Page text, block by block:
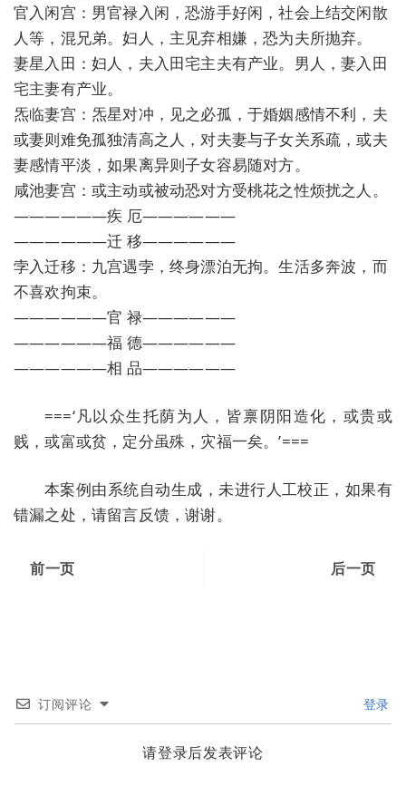
官入闲宫：男官禄入闲，恐游手好闲，社会上结交闲散
人等，混兄弟。妇人，主见弃相嫌，恐为夫所抛弃。
妻星入田：妇人，夫入田宅主夫有产业。男人，妻入田
宅主妻有产业。
炁临妻宫：炁星对冲，见之必孤，于婚姻感情不利，夫
或妻则难免孤独清高之人，对夫妻与子女关系疏，或夫
妻感情平淡，如果离异则子女容易随对方。
咸池妻宫：或主动或被动恐对方受桃花之性烦扰之人。
——————疾 厄——————
——————迁 移——————
孛入迁移：九宫遇孛，终身漂泊无拘。生活多奔波，而
不喜欢拘束。
——————官 禄——————
——————福 德——————
——————相 品——————
===‘凡以众生托荫为人，皆禀阴阳造化，或贵或
贱，或富或贫，定分虽殊，灾福一矣。’===
本案例由系统自动生成，未进行人工校正，如果有
错漏之处，请留言反馈，谢谢。
前一页 后一页
订阅评论 登录
请登录后发表评论